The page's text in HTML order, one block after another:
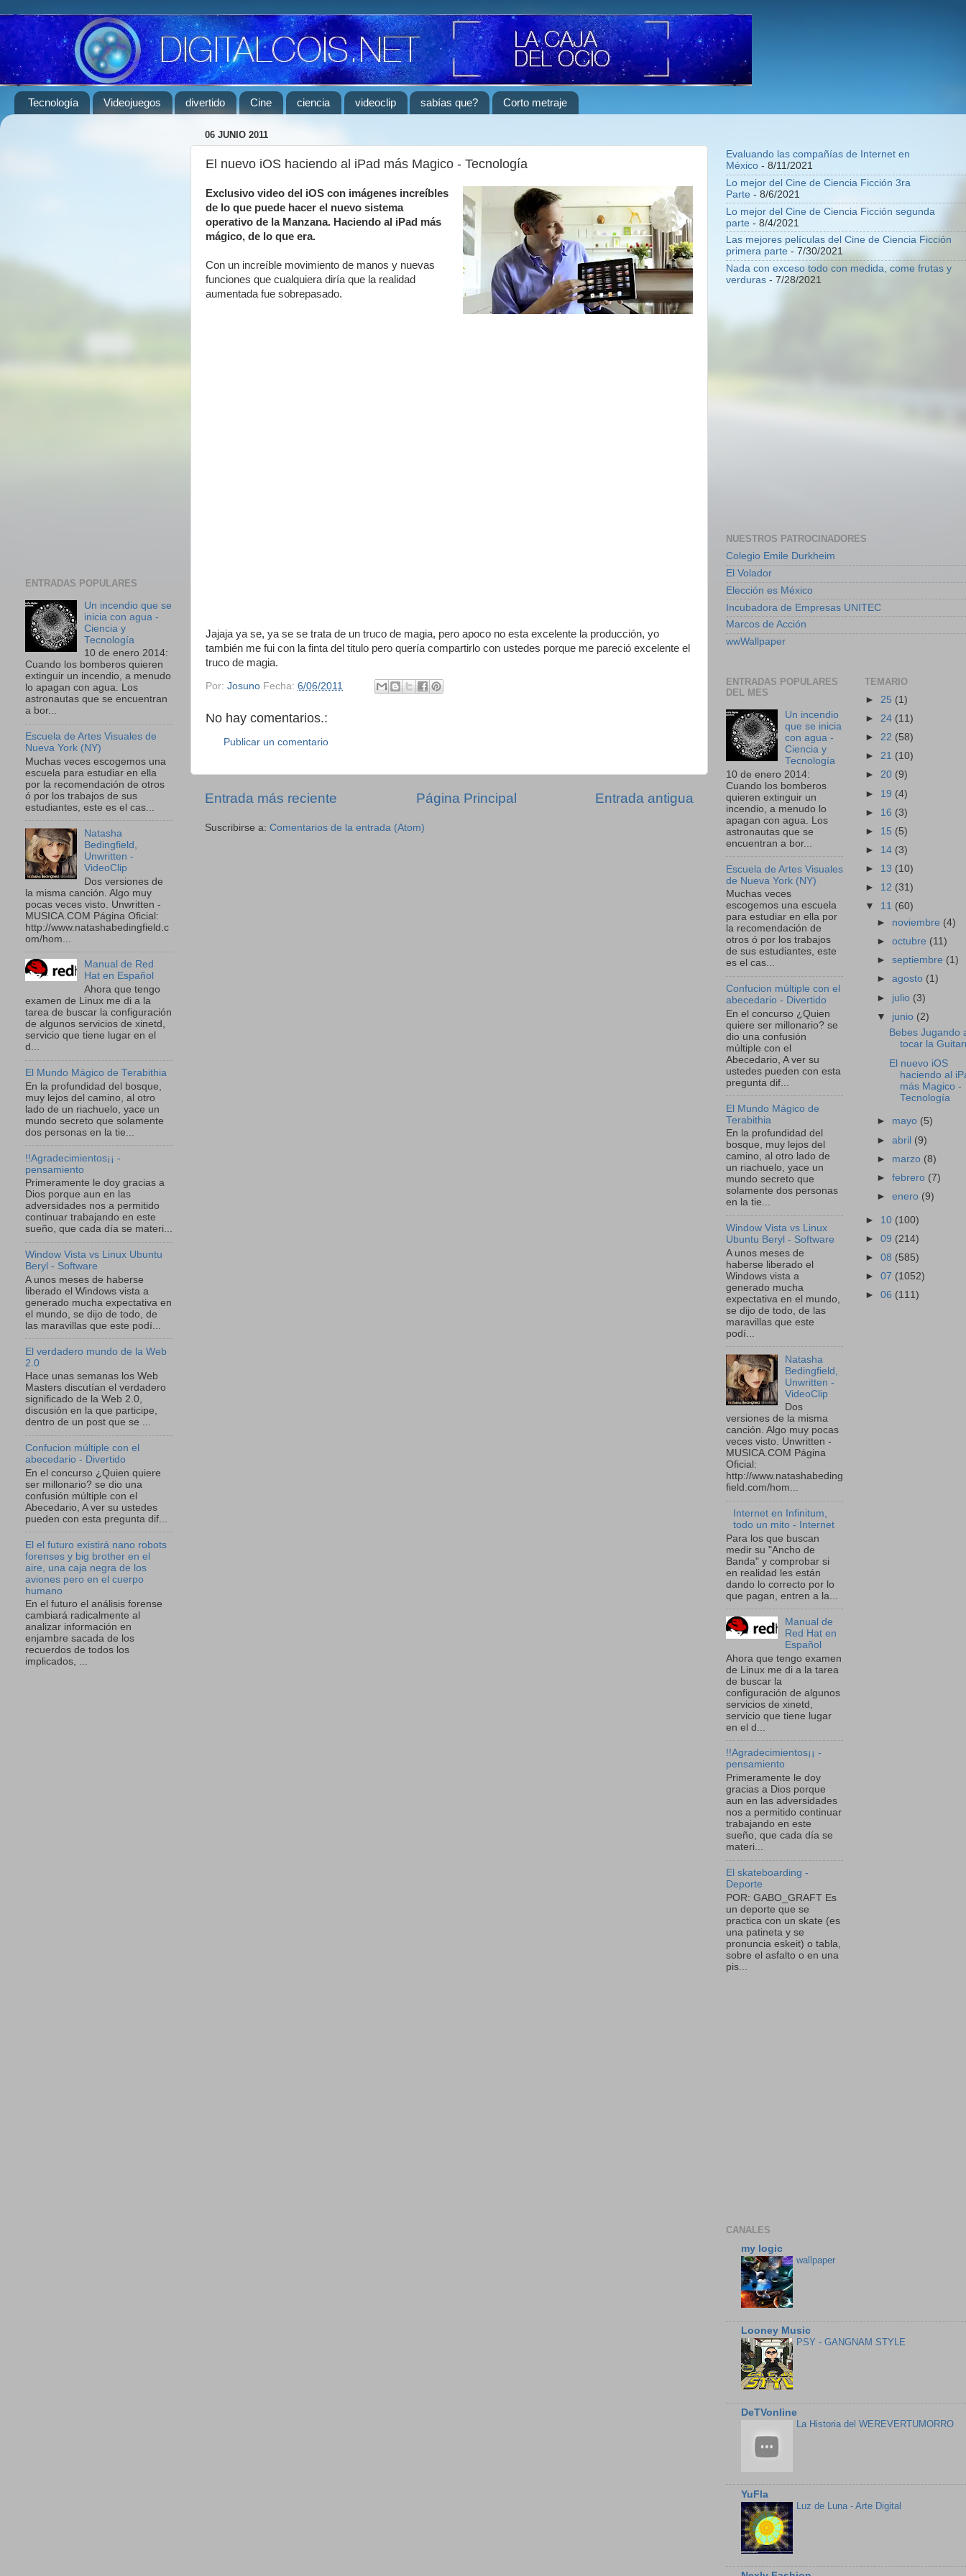
Tecnología Videojuegos divertido Cine ciencia videoclip sabías que? Corto metraje
06 JUNIO 2011
El nuevo iOS haciendo al iPad más Magico - Tecnología
Exclusivo video del iOS con imágenes increíbles
de lo que puede hacer el nuevo sistema
operativo de la Manzana. Haciendo al iPad más
mágico, de lo que era.
Con un increíble movimiento de manos y nuevas
funciones que cualquiera diría que la realidad
aumentada fue sobrepasado.
Jajaja ya se, ya se se trata de un truco de magia, pero apoco no esta excelente la producción, yo
también me fui con la finta del titulo pero quería compartirlo con ustedes porque me pareció excelente el
truco de magia.
Por: Josuno Fecha: 6/06/2011
No hay comentarios.:
Publicar un comentario
Entrada más reciente Entrada antigua
Página Principal
Suscribirse a: Comentarios de la entrada (Atom)
ENTRADAS POPULARES
Un incendio que se
inicia con agua -
Ciencia y
Tecnología
10 de enero 2014:
Cuando los bomberos quieren
extinguir un incendio, a menudo
lo apagan con agua. Los
astronautas que se encuentran
a bor...
Escuela de Artes Visuales de
Nueva York (NY)
Muchas veces escogemos una
escuela para estudiar en ella
por la recomendación de otros
ó por los trabajos de sus
estudiantes, este es el cas...
Natasha
Bedingfield,
Unwritten -
VideoClip
Dos versiones de
la misma canción. Algo muy
pocas veces visto. Unwritten -
MUSICA.COM Página Oficial:
http://www.natashabedingfield.c
om/hom...
Manual de Red
Hat en Español
Ahora que tengo
examen de Linux me di a la
tarea de buscar la configuración
de algunos servicios de xinetd,
servicio que tiene lugar en el
d...
El Mundo Mágico de Terabithia
En la profundidad del bosque,
muy lejos del camino, al otro
lado de un riachuelo, yace un
mundo secreto que solamente
dos personas en la tie...
!!Agradecimientos¡¡ -
pensamiento
Primeramente le doy gracias a
Dios porque aun en las
adversidades nos a permitido
continuar trabajando en este
sueño, que cada día se materi...
Window Vista vs Linux Ubuntu
Beryl - Software
A unos meses de haberse
liberado el Windows vista a
generado mucha expectativa en
el mundo, se dijo de todo, de
las maravillas que este podí...
El verdadero mundo de la Web
2.0
Hace unas semanas los Web
Masters discutían el verdadero
significado de la Web 2.0,
discusión en la que participe,
dentro de un post que se ...
Confucion múltiple con el
abecedario - Divertido
En el concurso ¿Quien quiere
ser millonario? se dio una
confusión múltiple con el
Abecedario, A ver su ustedes
pueden con esta pregunta dif...
El el futuro existirá nano robots
forenses y big brother en el
aire, una caja negra de los
aviones pero en el cuerpo
humano
En el futuro el análisis forense
cambiará radicalmente al
analizar información en
enjambre sacada de los
recuerdos de todos los
implicados, ...
Evaluando las compañías de Internet en
México - 8/11/2021
Lo mejor del Cine de Ciencia Ficción 3ra
Parte - 8/6/2021
Lo mejor del Cine de Ciencia Ficción segunda
parte - 8/4/2021
Las mejores películas del Cine de Ciencia Ficción
primera parte - 7/30/2021
Nada con exceso todo con medida, come frutas y
verduras - 7/28/2021
NUESTROS PATROCINADORES
Colegio Emile Durkheim
El Volador
Elección es México
Incubadora de Empresas UNITEC
Marcos de Acción
wwWallpaper
ENTRADAS POPULARES
DEL MES
Un incendio
que se inicia
con agua -
Ciencia y
Tecnología
10 de enero 2014:
Cuando los bomberos
quieren extinguir un
incendio, a menudo lo
apagan con agua. Los
astronautas que se
encuentran a bor...
Escuela de Artes Visuales
de Nueva York (NY)
Muchas veces
escogemos una escuela
para estudiar en ella por
la recomendación de
otros ó por los trabajos
de sus estudiantes, este
es el cas...
Confucion múltiple con el
abecedario - Divertido
En el concurso ¿Quien
quiere ser millonario? se
dio una confusión
múltiple con el
Abecedario, A ver su
ustedes pueden con esta
pregunta dif...
El Mundo Mágico de
Terabithia
En la profundidad del
bosque, muy lejos del
camino, al otro lado de
un riachuelo, yace un
mundo secreto que
solamente dos personas
en la tie...
Window Vista vs Linux
Ubuntu Beryl - Software
A unos meses de
haberse liberado el
Windows vista a
generado mucha
expectativa en el mundo,
se dijo de todo, de las
maravillas que este
podí...
Natasha
Bedingfield,
Unwritten -
VideoClip
Dos
versiones de la misma
canción. Algo muy pocas
veces visto. Unwritten -
MUSICA.COM Página
Oficial:
http://www.natashabeding
field.com/hom...
Internet en Infinitum,
todo un mito - Internet
Para los que buscan
medir su "Ancho de
Banda" y comprobar si
en realidad les están
dando lo correcto por lo
que pagan, entren a la...
Manual de
Red Hat en
Español
Ahora que tengo examen
de Linux me di a la tarea
de buscar la
configuración de algunos
servicios de xinetd,
servicio que tiene lugar
en el d...
!!Agradecimientos¡¡ -
pensamiento
Primeramente le doy
gracias a Dios porque
aun en las adversidades
nos a permitido continuar
trabajando en este
sueño, que cada día se
materi...
El skateboarding -
Deporte
POR: GABO_GRAFT Es
un deporte que se
practica con un skate (es
una patineta y se
pronuncia eskeit) o tabla,
sobre el asfalto o en una
pis...
TEMARIO
► 25 (1)
► 24 (11)
► 22 (58)
► 21 (10)
► 20 (9)
► 19 (4)
► 16 (3)
► 15 (5)
► 14 (3)
► 13 (10)
► 12 (31)
▼ 11 (60)
► noviembre (4)
►octubre (11)
►septiembre (1)
►agosto (1)
► julio (3)
▼ junio (2)
Bebes Jugando
tocar la
El nuevo iOS
haciendo al
más Magico -
Tecnología
► mayo (5)
►abril (9)
► marzo (8)
►febrero (7)
►enero (9)
► 10 (100)
► 09 (214)
► 08 (585)
► 07 (1052)
► 06 (111)
CANALES
my logic
wallpaper
Looney Music
PSY - GANGNAM STYLE
DeTVonline
La Historia del WEREVERTUMORRO
YuFla
Luz de Luna - Arte Digital